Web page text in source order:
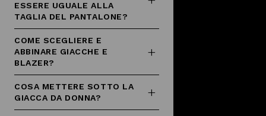
ESSERE UGUALE ALLA
TAGLIA DEL PANTALONE?
COME SCEGLIERE E
ABBINARE GIACCHE E
BLAZER?
COSA METTERE SOTTO LA
GIACCA DA DONNA?